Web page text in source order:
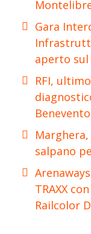
Gara
aperto
RFI,
salpano
TRAXX
Railcolor